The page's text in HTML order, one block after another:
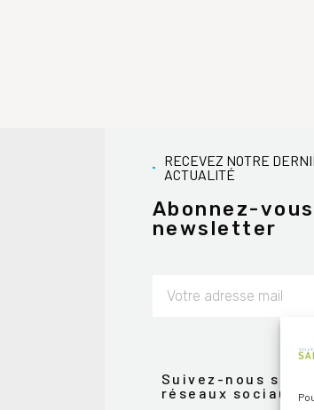
RECEVEZ NOTRE
ACTUALITÉ
Abonnez-
newsletter
Suivez-nous sur
réseaux sociaux